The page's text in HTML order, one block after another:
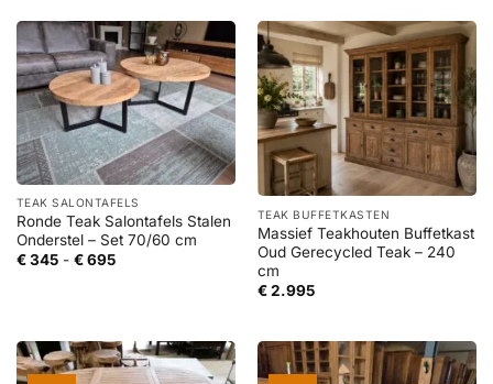
TEAK SALONTAFELS
Ronde Teak Salontafels Stalen
Onderstel – Set 70/60 cm
€345 - €695Prijsklasse:
TEAK BUFFETKASTEN
Massief Teakhouten Buffetkast
Oud Gerecycled Teak – 240
cm
€2.995